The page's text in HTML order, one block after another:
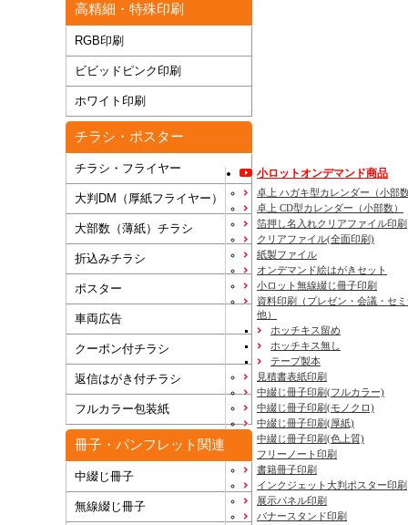
高精細・特殊印刷
RGB印刷
ビビッドピンク印刷
ホワイト印刷
チラシ・ポスター
チラシ・フライヤー
大判DM（厚紙フライヤー）
大部数（薄紙）チラシ
折込みチラシ
ポスター
車両広告
クーポン付チラシ
返信はがき付チラシ
フルカラー包装紙
冊子・パンフレット関連
中綴じ冊子
無線綴じ冊子
小ロットオンデマンド商品
卓上 ハガキ型カレンダー（小部
卓上 CD型カレンダー（小部数）
箔押し名入れクリアファイル印刷
クリアファイル(全面印刷)
紙製ファイル
オンデマンド絵はがきセット
小ロット無線綴じ冊子印刷
資料印刷
（プレゼン・会議・セ
他）
ホッチキス留め
ホッチキス無し
テープ製本
見積書表紙印刷
中綴じ冊子印刷(フルカラー)
中綴じ冊子印刷(モノクロ)
中綴じ冊子印刷(厚紙)
中綴じ冊子印刷(色上質)
フリーノート印刷
書籍冊子印刷
インクジェット大判ポスター印刷
展示パネル印刷
バナースタンド印刷